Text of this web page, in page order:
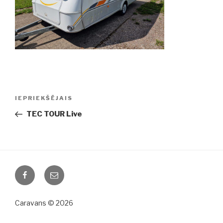
Ziņu
Iepriekšējā
ziņa:
IEPRIEKŠĒJAIS
TEC TOUR Live
FacebookEmail
Caravans © 2026